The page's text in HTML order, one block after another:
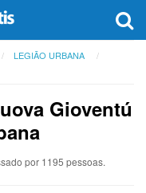
LEGIÃO URBANA
Gioventú
por 1195 pessoas.